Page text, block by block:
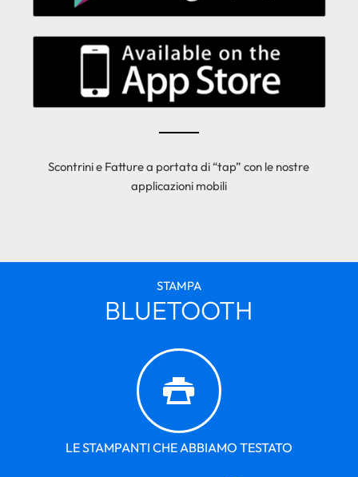
Scontrini e Fatture a portata di “tap” con le nostre
applicazioni mobili
STAMPA
BLUETOOTH
LE STAMPANTI CHE ABBIAMO TESTATO